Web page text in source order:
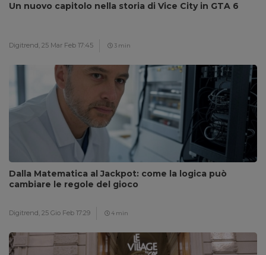
Un nuovo capitolo nella storia di Vice City in GTA 6
Digitrend, 25 Mar Feb 17:45 3 min
Dalla Matematica al Jackpot: come la logica può
cambiare le regole del gioco
Digitrend, 25 Gio Feb 17:29 4 min